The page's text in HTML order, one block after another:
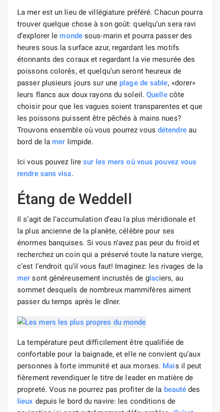
La mer est un lieu de villégiature préféré. Chacun pourra
trouver quelque chose à son goût: quelqu’un sera ravi
d’explorer le mondesous-marin et pourra passer des
heures sous la surface azur, regardant les motifs
étonnants des coraux et regardant la vie mesurée des
poissons colorés, et quelqu’un seront heureux de
passer plusieurs jours sur une plage de sable, «dorer»
leurs flancs aux doux rayons du soleil.Quellecôte
choisir pour que les vagues soient transparentes et que
les poissons puissent être pêchés à mains nues?
Trouvons ensemble où vous pourrez vous détendreau
bord de la mer limpide.
Ici vous pouvez liresur les mers où vous pouvez vous
rendre sans visa.
Étang de Weddell
Il s’agit de l’accumulation d’eau la plus méridionale et
la plus ancienne de la planète, célèbre pour ses
énormes banquises. Si vous n’avez pas peur du froid et
recherchez un coin qui a préservé toute la nature vierge,
c’est l’endroit qu’il vous faut! Imaginez: les rivages de la
mer sont généreusement incrustés de glaciers, au
sommet desquels de nombreux mammifères aiment
passer du temps après le dîner.
La température peut difficilement être qualifiée de
confortable pour la baignade, et elle ne convient qu’aux
personnes à forte immunité et aux morses. Mais il peut
fièrement revendiquer le titre de leader en matière de
propreté. Vous ne pourrez pas profiter de la beauté des
lieux depuis le bord du navire: les conditions de